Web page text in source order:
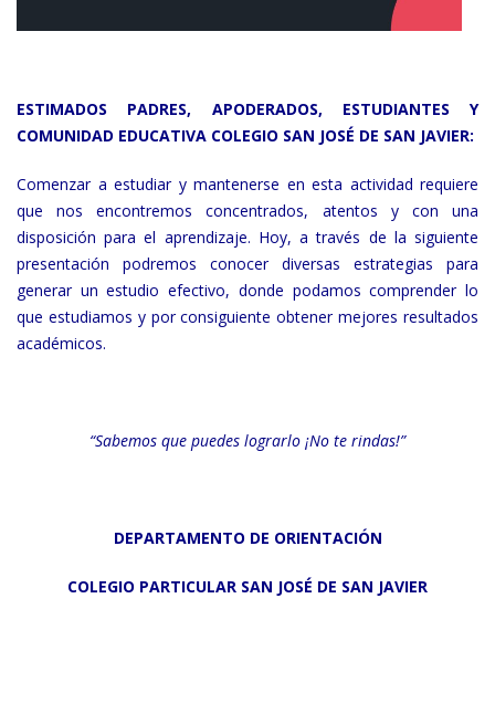
ESTIMADOS PADRES, APODERADOS, ESTUDIANTES Y
COMUNIDAD EDUCATIVA COLEGIO SAN JOSÉ DE SAN JAVIER:
Comenzar a estudiar y mantenerse en esta actividad requiere
que nos encontremos concentrados, atentos y con una
disposición para el aprendizaje. Hoy, a través de la siguiente
presentación podremos conocer diversas estrategias para
generar un estudio efectivo, donde podamos comprender lo
que estudiamos y por consiguiente obtener mejores resultados
académicos.
“Sabemos que puedes lograrlo ¡No te rindas!”
DEPARTAMENTO DE ORIENTACIÓN
COLEGIO PARTICULAR SAN JOSÉ DE SAN JAVIER